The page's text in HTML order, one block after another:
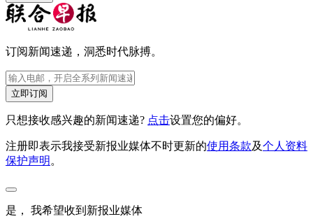
订阅新闻速递，洞悉时代脉搏。
立即订阅
只想接收感兴趣的新闻速递? 点击设置您的偏好。
注册即表示我接受新报业媒体不时更新的使用条款及个人资料
保护声明 。
是， 我希望收到新报业媒体